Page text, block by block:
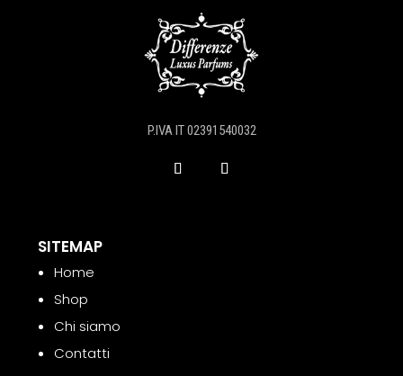
P.IVA IT 02391540032
SITEMAP
Home
Shop
Chi siamo
Contatti